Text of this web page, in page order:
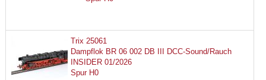
Trix 25061
Dampflok BR 06 002 DB III DCC-Sound/Rauch
INSIDER 01/2026
Spur H0